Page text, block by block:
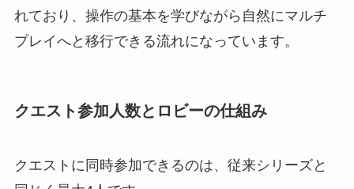
れており、操作の基本を学びながら自然にマルチ
プレイへと移行できる流れになっています。
クエスト参加人数とロビーの仕組み
クエストに同時参加できるのは、従来シリーズと